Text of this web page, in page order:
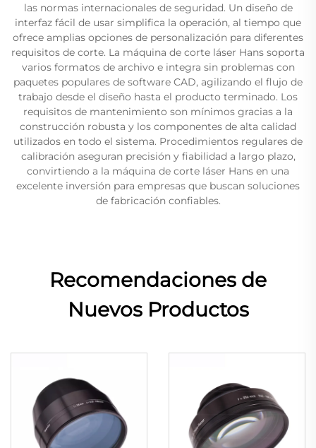
las normas internacionales de seguridad. Un diseño de
interfaz fácil de usar simplifica la operación, al tiempo que
ofrece amplias opciones de personalización para diferentes
requisitos de corte. La máquina de corte láser Hans soporta
varios formatos de archivo e integra sin problemas con
paquetes populares de software CAD, agilizando el flujo de
trabajo desde el diseño hasta el producto terminado. Los
requisitos de mantenimiento son mínimos gracias a la
construcción robusta y los componentes de alta calidad
utilizados en todo el sistema. Procedimientos regulares de
calibración aseguran precisión y fiabilidad a largo plazo,
convirtiendo a la máquina de corte láser Hans en una
excelente inversión para empresas que buscan soluciones
de fabricación confiables.
Recomendaciones de
Nuevos Productos